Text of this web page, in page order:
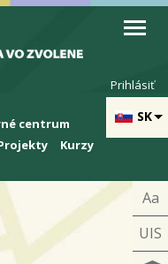
SK
Prihlásiť
centrum
Kurzy
Aa
UIS